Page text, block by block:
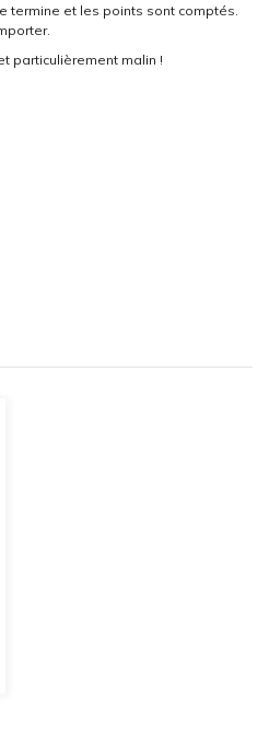
termine et les points sont comptés.
particulièrement malin !